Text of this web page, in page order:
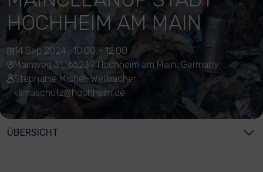
HOCHHEIM AM MAIN
14 Sep 2024 , 10:00 - 12:00
Mainweg 31, 65239 Hochheim am Main, Germany
Stephanie Michel-Weilbächer
klimaschutz@hochheim.de
ÜBERSICHT